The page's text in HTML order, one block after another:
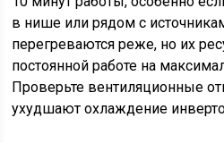
в нише или рядом с
перегреваются реже, но их
постоянной работе на
Проверьте вентиляционные
ухудшают охлаждение